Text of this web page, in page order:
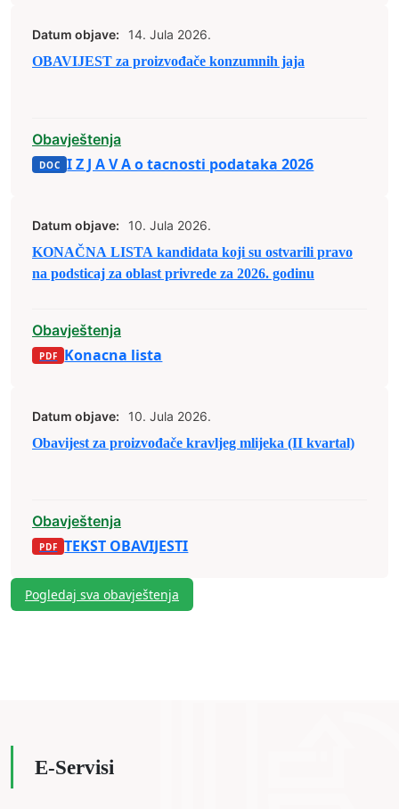
Datum objave:
14. Jula 2026.
OBAVIJEST za proizvođače konzumnih jaja
Obavještenja
I Z J A V A o tacnosti podataka 2026
Datum objave:
10. Jula 2026.
KONAČNA LISTA kandidata koji su ostvarili pravo
na podsticaj za oblast privrede za 2026. godinu
Obavještenja
Konacna lista
Datum objave:
10. Jula 2026.
Obavijest za proizvođače kravljeg mlijeka (II kvartal)
Obavještenja
TEKST OBAVIJESTI
Pogledaj sva obavještenja
E-Servisi